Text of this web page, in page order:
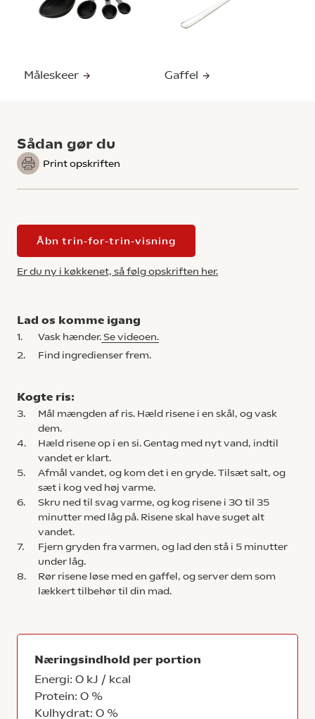
Måleskeer Gaffel
Sådan gør du
Print opskriften
Åbn trin-for-trin-visning
Er du ny i køkkenet, så følg opskriften her.
Lad os komme igang
1. Vask hænder. Se videoen.
2.
Find ingredienser frem.
Kogte ris:
3.
Mål mængden af ris. Hæld risene i en skål, og vask
dem.
4.
Hæld risene op i en si. Gentag med nyt vand, indtil
vandet er klart.
5.
Afmål vandet, og kom det i en gryde. Tilsæt salt, og
sæt i kog ved høj varme.
6.
Skru ned til svag varme, og kog risene i 30 til 35
minutter med låg på. Risene skal have suget alt
vandet.
7.
Fjern gryden fra varmen, og lad den stå i 5 minutter
under låg.
8.
Rør risene løse med en gaffel, og server dem som
lækkert tilbehør til din mad.
Næringsindhold per portion
Energi: 0 kJ / kcal
Protein: 0 %
Kulhydrat: 0 %